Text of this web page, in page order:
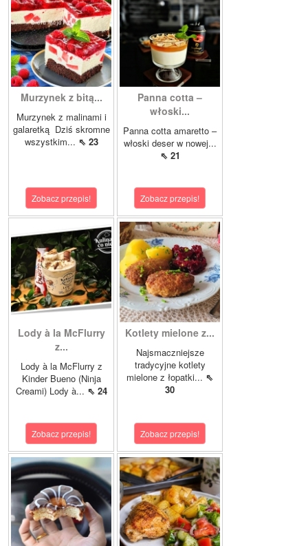
Murzynek z bitą...
Murzynek z malinami i
galaretką Dziś skromne
wszystkim... ⇖ 23
Zobacz przepis!
Panna cotta –
włoski...
Panna cotta amaretto –
włoski deser w nowej...
⇖ 21
Zobacz przepis!
Lody à la McFlurry
z...
Lody à la McFlurry z
Kinder Bueno (Ninja
Creami) Lody à... ⇖ 24
Zobacz przepis!
Kotlety mielone z...
Najsmaczniejsze
tradycyjne kotlety
mielone z łopatki... ⇖
30
Zobacz przepis!